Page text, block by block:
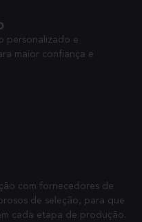
personalizado e
maior confiança e
com fornecedores de
de seleção, para que
cada etapa de produção.